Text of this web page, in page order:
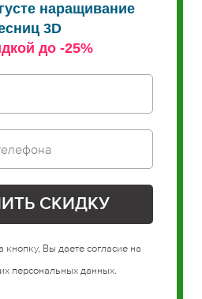
наращивание
3D
до -25%
Вы даете согласие на
персональных данных.